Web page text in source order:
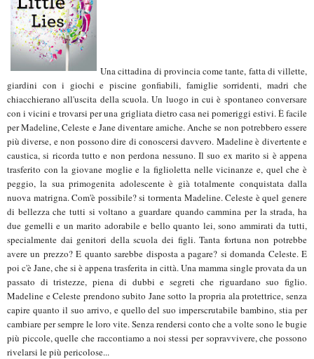
Una cittadina di provincia come tante, fatta di villette,
giardini con i giochi e piscine gonfiabili, famiglie sorridenti, madri che
chiacchierano all'uscita della scuola. Un luogo in cui è spontaneo conversare
con i vicini e trovarsi per una grigliata dietro casa nei pomeriggi estivi. È facile
per Madeline, Celeste e Jane diventare amiche. Anche se non potrebbero essere
più diverse, e non possono dire di conoscersi davvero. Madeline è divertente e
caustica, si ricorda tutto e non perdona nessuno. Il suo ex marito si è appena
trasferito con la giovane moglie e la figlioletta nelle vicinanze e, quel che è
peggio, la sua primogenita adolescente è già totalmente conquistata dalla
nuova matrigna. Com'è possibile? si tormenta Madeline. Celeste è quel genere
di bellezza che tutti si voltano a guardare quando cammina per la strada, ha
due gemelli e un marito adorabile e bello quanto lei, sono ammirati da tutti,
specialmente dai genitori della scuola dei figli. Tanta fortuna non potrebbe
avere un prezzo? E quanto sarebbe disposta a pagare? si domanda Celeste. E
poi c'è Jane, che si è appena trasferita in città. Una mamma single provata da un
passato di tristezze, piena di dubbi e segreti che riguardano suo figlio.
Madeline e Celeste prendono subito Jane sotto la propria ala protettrice, senza
capire quanto il suo arrivo, e quello del suo imperscrutabile bambino, stia per
cambiare per sempre le loro vite. Senza rendersi conto che a volte sono le bugie
più piccole, quelle che raccontiamo a noi stessi per sopravvivere, che possono
rivelarsi le più pericolose...